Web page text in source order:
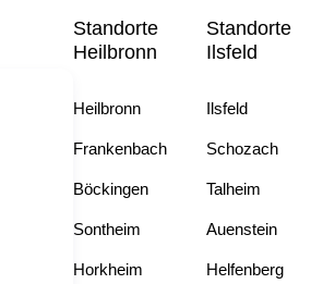
Standorte
Heilbronn
Heilbronn
Frankenbach
Böckingen
Sontheim
Horkheim
Standorte
Ilsfeld
Ilsfeld
Schozach
Talheim
Auenstein
Helfenberg